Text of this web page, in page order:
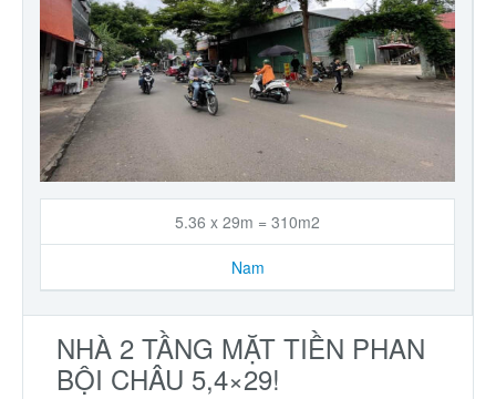
5.36 x 29m = 310m2
Nam
NHÀ 2 TẦNG MẶT TIỀN PHAN
BỘI CHÂU 5,4×29!